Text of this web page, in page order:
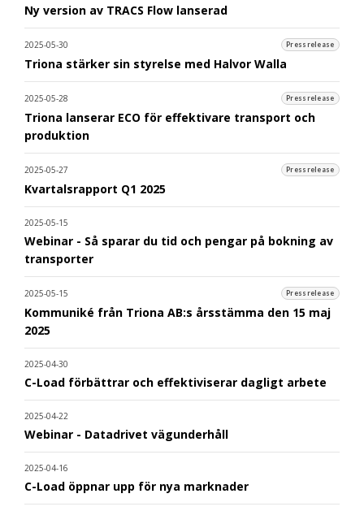
Ny version av TRACS Flow lanserad
2025-05-30 Pressrelease
Triona stärker sin styrelse med Halvor Walla
2025-05-28 Pressrelease
Triona lanserar ECO för effektivare transport och
produktion
2025-05-27 Pressrelease
Kvartalsrapport Q1 2025
2025-05-15
Webinar - Så sparar du tid och pengar på bokning av
transporter
2025-05-15 Pressrelease
Kommuniké från Triona AB:s årsstämma den 15 maj
2025
2025-04-30
C-Load förbättrar och effektiviserar dagligt arbete
2025-04-22
Webinar - Datadrivet vägunderhåll
2025-04-16
C-Load öppnar upp för nya marknader